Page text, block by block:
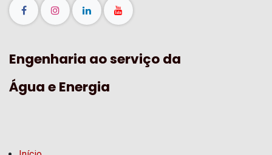
Engenharia ao serviço da
Água e Energia